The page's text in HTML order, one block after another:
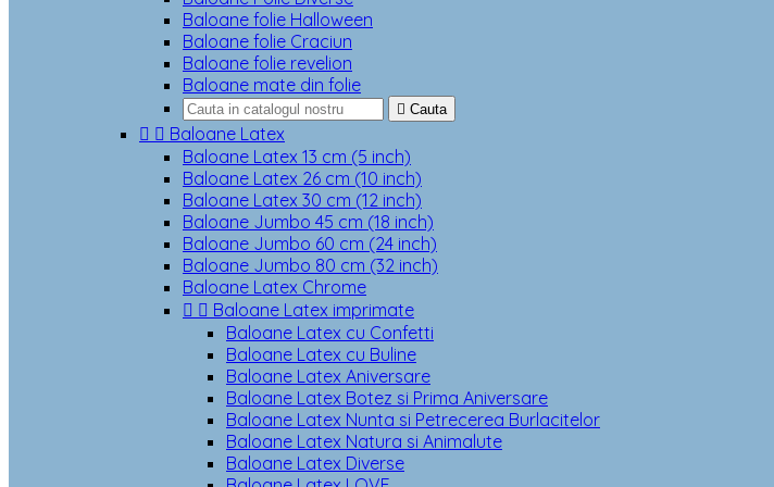
Baloane folie Halloween
Baloane folie Craciun
Baloane folie revelion
Baloane mate din folie
 Cauta
  Baloane Latex
Baloane Latex 13 cm (5 inch)
Baloane Latex 26 cm (10 inch)
Baloane Latex 30 cm (12 inch)
Baloane Jumbo 45 cm (18 inch)
Baloane Jumbo 60 cm (24 inch)
Baloane Jumbo 80 cm (32 inch)
Baloane Latex Chrome
  Baloane Latex imprimate
Baloane Latex cu Confetti
Baloane Latex cu Buline
Baloane Latex Aniversare
Baloane Latex Botez si Prima Aniversare
Baloane Latex Nunta si Petrecerea Burlacitelor
Baloane Latex Natura si Animalute
Baloane Latex Diverse